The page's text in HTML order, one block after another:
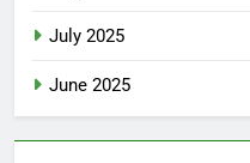
July 2025
June 2025